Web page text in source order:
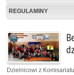
REGULAMINY
Dzielnicowi z